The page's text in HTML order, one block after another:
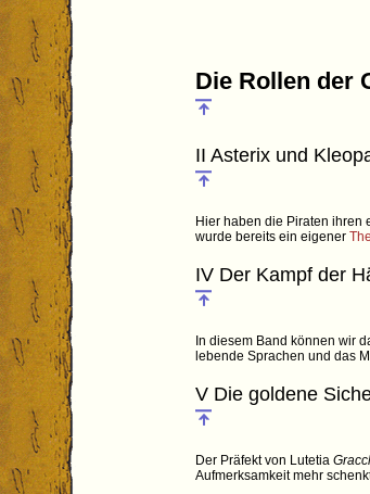
Die Rollen der
II Asterix und
Hier haben die Piraten ihren
wurde bereits ein eigener
IV Der Kampf der
In diesem Band können wir
lebende Sprachen und das
V Die goldene
Der Präfekt von Lutetia
Aufmerksamkeit mehr